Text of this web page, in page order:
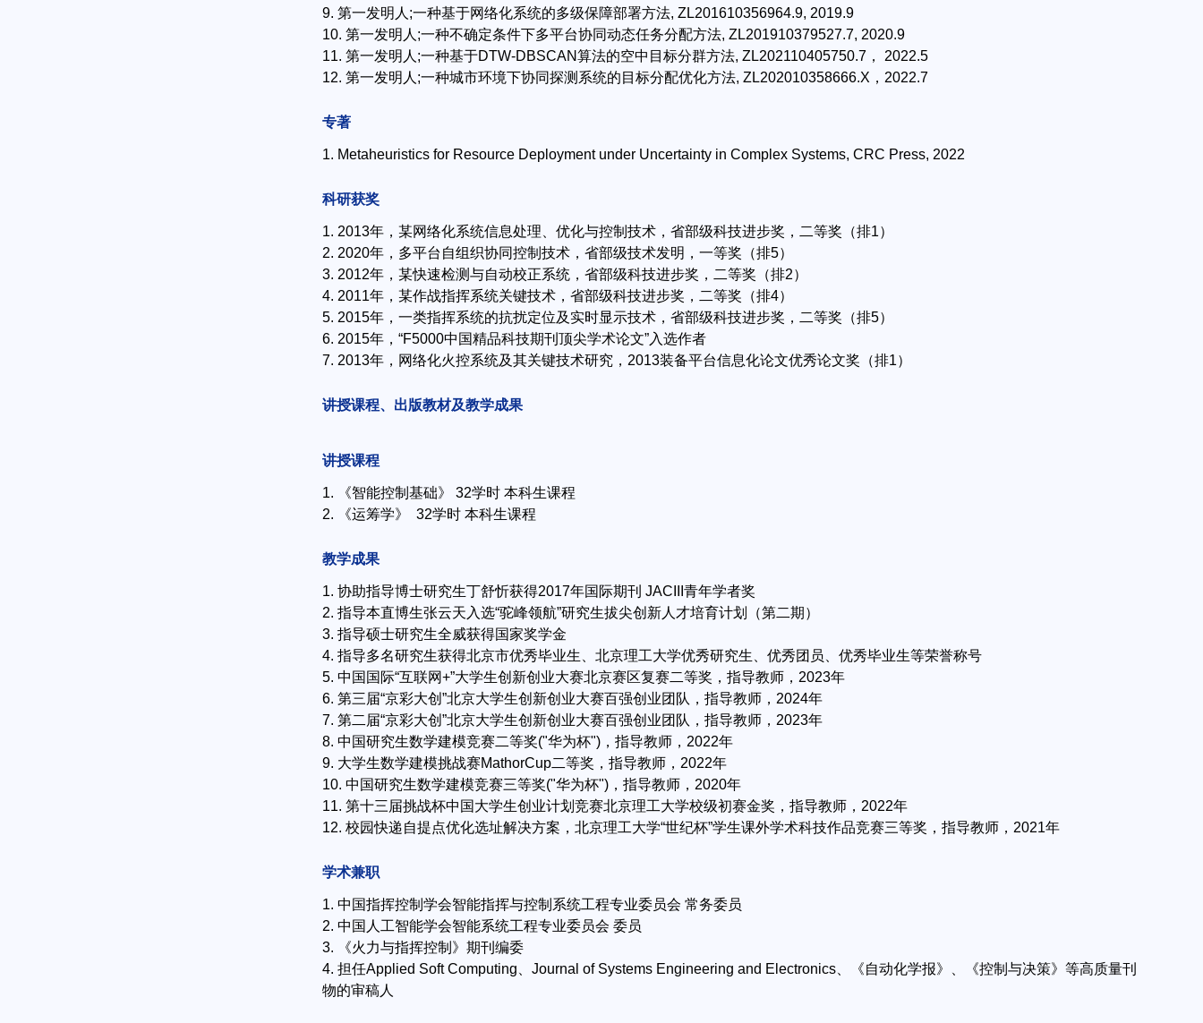
9. 第一发明人;一种基于网络化系统的多级保障部署方法, ZL201610356964.9, 2019.9
10. 第一发明人;一种不确定条件下多平台协同动态任务分配方法, ZL201910379527.7, 2020.9
11. 第一发明人;一种基于DTW-DBSCAN算法的空中目标分群方法, ZL202110405750.7， 2022.5
12. 第一发明人;一种城市环境下协同探测系统的目标分配优化方法, ZL202010358666.X，2022.7
专著
1. Metaheuristics for Resource Deployment under Uncertainty in Complex Systems, CRC Press, 2022
科研获奖
1. 2013年，某网络化系统信息处理、优化与控制技术，省部级科技进步奖，二等奖（排1）
2. 2020年，多平台自组织协同控制技术，省部级技术发明，一等奖（排5）
3. 2012年，某快速检测与自动校正系统，省部级科技进步奖，二等奖（排2）
4. 2011年，某作战指挥系统关键技术，省部级科技进步奖，二等奖（排4）
5. 2015年，一类指挥系统的抗扰定位及实时显示技术，省部级科技进步奖，二等奖（排5）
6. 2015年，“F5000中国精品科技期刊顶尖学术论文”入选作者
7. 2013年，网络化火控系统及其关键技术研究，2013装备平台信息化论文优秀论文奖（排1）
讲授课程、出版教材及教学成果
讲授课程
1. 《智能控制基础》 32学时 本科生课程
2. 《运筹学》 32学时 本科生课程
教学成果
1. 协助指导博士研究生丁舒忻获得2017年国际期刊 JACIII青年学者奖
2. 指导本直博生张云天入选“驼峰领航”研究生拔尖创新人才培育计划（第二期）
3. 指导硕士研究生全威获得国家奖学金
4. 指导多名研究生获得北京市优秀毕业生、北京理工大学优秀研究生、优秀团员、优秀毕业生等荣誉称号
5. 中国国际“互联网+”大学生创新创业大赛北京赛区复赛二等奖，指导教师，2023年
6. 第三届“京彩大创”北京大学生创新创业大赛百强创业团队，指导教师，2024年
7. 第二届“京彩大创”北京大学生创新创业大赛百强创业团队，指导教师，2023年
8. 中国研究生数学建模竞赛二等奖("华为杯")，指导教师，2022年
9. 大学生数学建模挑战赛MathorCup二等奖，指导教师，2022年
10. 中国研究生数学建模竞赛三等奖("华为杯")，指导教师，2020年
11. 第十三届挑战杯中国大学生创业计划竞赛北京理工大学校级初赛金奖，指导教师，2022年
12. 校园快递自提点优化选址解决方案，北京理工大学“世纪杯”学生课外学术科技作品竞赛三等奖，指导教师，2021年
学术兼职
1. 中国指挥控制学会智能指挥与控制系统工程专业委员会 常务委员
2. 中国人工智能学会智能系统工程专业委员会 委员
3. 《火力与指挥控制》期刊编委
4. 担任Applied Soft Computing、Journal of Systems Engineering and Electronics、《自动化学报》、《控制与决策》等高质量刊
物的审稿人